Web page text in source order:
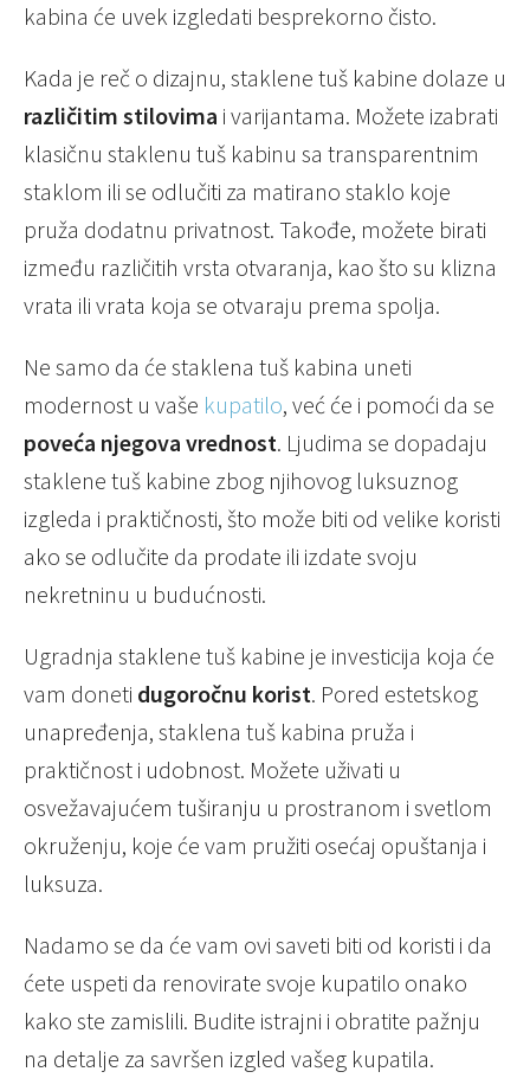
kabina će uvek izgledati besprekorno čisto.
Kada je reč o dizajnu, staklene tuš kabine dolaze u
različitim stilovima i varijantama. Možete izabrati
klasičnu staklenu tuš kabinu sa transparentnim
staklom ili se odlučiti za matirano staklo koje
pruža dodatnu privatnost. Takođe, možete birati
između različitih vrsta otvaranja, kao što su klizna
vrata ili vrata koja se otvaraju prema spolja.
Ne samo da će staklena tuš kabina uneti
modernost u vaše kupatilo, već će i pomoći da se
poveća njegova vrednost. Ljudima se dopadaju
staklene tuš kabine zbog njihovog luksuznog
izgleda i praktičnosti, što može biti od velike koristi
ako se odlučite da prodate ili izdate svoju
nekretninu u budućnosti.
Ugradnja staklene tuš kabine je investicija koja će
vam doneti dugoročnu korist. Pored estetskog
unapređenja, staklena tuš kabina pruža i
praktičnost i udobnost. Možete uživati u
osvežavajućem tuširanju u prostranom i svetlom
okruženju, koje će vam pružiti osećaj opuštanja i
luksuza.
Nadamo se da će vam ovi saveti biti od koristi i da
ćete uspeti da renovirate svoje kupatilo onako
kako ste zamislili. Budite istrajni i obratite pažnju
na detalje za savršen izgled vašeg kupatila.